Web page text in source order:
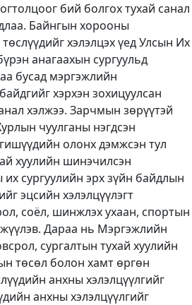
бий болгох тухай санал
Байнгын хорооны
хэлэлцэх үед Улсын Их
анагаахын сургуульд
бусад мэргэжлийн
хэрхэн зохицуулсан
хэлжээ. Зарчмын зөрүүтэй
чуулганы нэгдсэн
олонх дэмжсэн тул
хуулийн шинэчилсэн
их сургуулийн эрх зүйн байдлын
эцсийн хэлэлцүүлэгт
соёл, шинжлэх ухаан, спортын
Дараа нь Мэргэжлийн
сургалтын тухай хуулийн
төсөл болон хамт өргөн
анхны хэлэлцүүлгийг
анхны хэлэлцүүлгийг